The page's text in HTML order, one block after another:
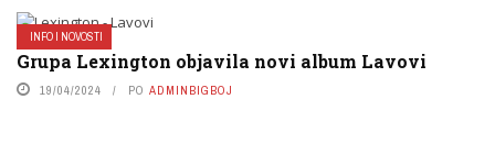
INFO I NOVOSTI
Grupa Lexington objavila novi album Lavovi
19/04/2024 PO ADMINBIGBOJ